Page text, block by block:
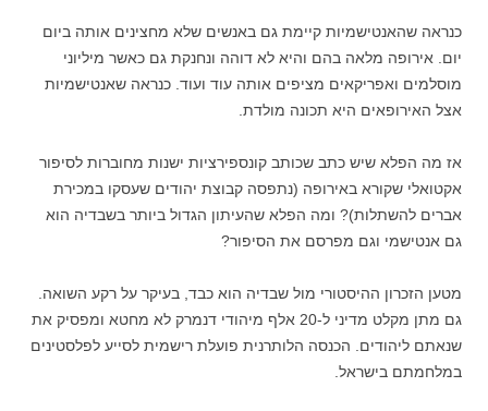
כנראה שהאנטישמיות קיימת גם באנשים שלא מחצינים אותה ביום
יום. אירופה מלאה בהם והיא לא דוהה ונחנקת גם כאשר מיליוני
מוסלמים ואפריקאים מציפים אותה עוד ועוד. כנראה שאנטישמיות
אצל האירופאים היא תכונה מולדת.
אז מה הפלא שיש כתב שכותב קונספירציות ישנות מחוברות לסיפור
אקטואלי שקורא באירופה (נתפסה קבוצת יהודים שעסקו במכירת
אברים להשתלות)? ומה הפלא שהעיתון הגדול ביותר בשבדיה הוא
גם אנטישמי וגם מפרסם את הסיפור?
מטען הזכרון ההיסטורי מול שבדיה הוא כבד, בעיקר על רקע השואה.
גם מתן מקלט מדיני ל-20 אלף מיהודי דנמרק לא מחטא ומפסיק את
שנאתם ליהודים. הכנסה הלותרנית פועלת רישמית לסייע לפלסטינים
במלחמתם בישראל.